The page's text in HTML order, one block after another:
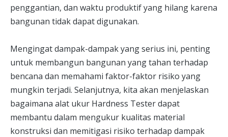
penggantian, dan waktu produktif yang hilang karena
bangunan tidak dapat digunakan.
Mengingat dampak-dampak yang serius ini, penting
untuk membangun bangunan yang tahan terhadap
bencana dan memahami faktor-faktor risiko yang
mungkin terjadi. Selanjutnya, kita akan menjelaskan
bagaimana alat ukur Hardness Tester dapat
membantu dalam mengukur kualitas material
konstruksi dan memitigasi risiko terhadap dampak